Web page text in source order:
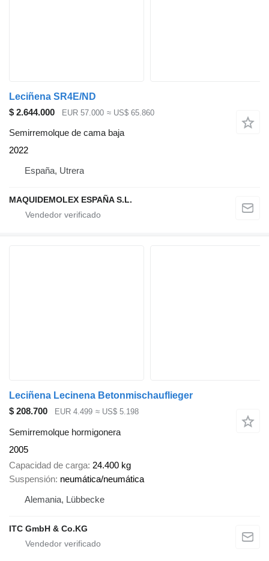
Leciñena SR4E/ND
$ 2.644.000
EUR 57.000 ≈ US$ 65.860
Semirremolque de cama baja
2022
España, Utrera
MAQUIDEMOLEX ESPAÑA S.L.
Leciñena Lecinena Betonmischauflieger
$ 208.700
EUR 4.499 ≈ US$ 5.198
Semirremolque hormigonera
2005
Capacidad de carga 24.400 kg
Suspensión neumática/neumática
Alemania, Lübbecke
ITC GmbH & Co.KG